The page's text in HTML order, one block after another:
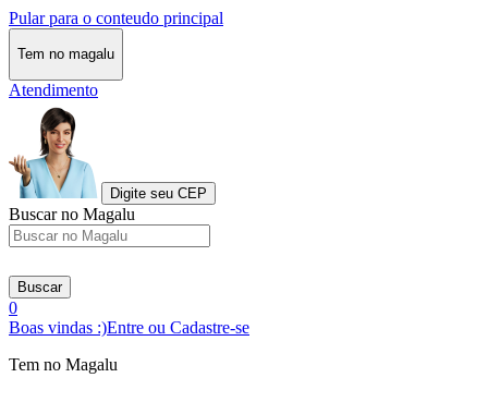
Pular para o conteudo principal
Tem no magalu
Atendimento
Digite seu CEP
Buscar no Magalu
Buscar
0
Boas vindas :)Entre ou Cadastre-se
Tem no Magalu